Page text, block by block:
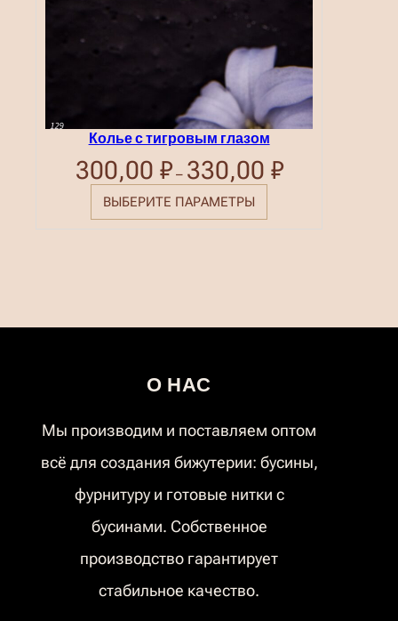
Колье с тигровым глазом
300,00 ₽ – 330,00 ₽Диапазон
ВЫБЕРИТЕ ПАРАМЕТРЫ
О НАС
Мы производим и поставляем оптом
всё для создания бижутерии: бусины,
фурнитуру и готовые нитки с
бусинами. Собственное
производство гарантирует
стабильное качество.